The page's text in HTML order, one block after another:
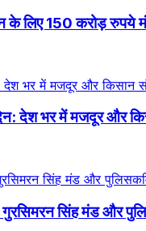
लिए 150 करोड़ रुपये
देश भर में मजदूर और
गुरसिमरन सिंह मंड और